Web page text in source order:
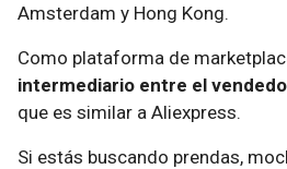
Amsterdam y Hong Kong.
Como plataforma de
intermediario entre el
que es similar a Aliexpress.
Si estás buscando prendas,